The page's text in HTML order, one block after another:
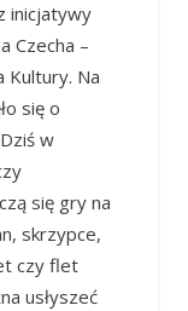
inicjatywy
Czecha –
Kultury. Na
się o
w
się gry na
skrzypce,
czy flet
usłyszeć